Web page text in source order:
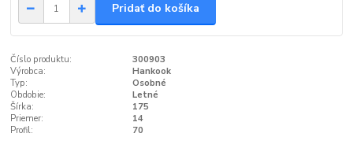
Pridať do košíka
Číslo produktu:
300903
Výrobca:
Hankook
Typ:
Osobné
Obdobie:
Letné
Šírka:
175
Priemer:
14
Profil:
70